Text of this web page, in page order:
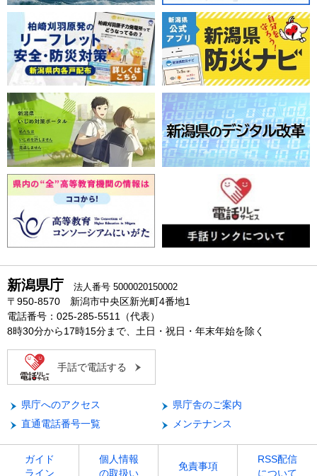
新潟県庁 法人番号 5000020150002
〒950-8570 新潟市中央区新光町4番地1
電話番号：025-285-5511（代表）
8時30分から17時15分まで、土日・祝日・年末年始を除く
手話で電話する
県庁へのアクセス
県庁舎のご案内
直通電話番号一覧
メンテナンス
ガイド
ライン
個人情報
の取扱い
免責事項
RSS配信
について